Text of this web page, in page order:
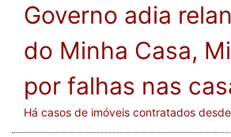
Governo adia
do Minha Casa,
por falhas nas
Há casos de imóveis contratados